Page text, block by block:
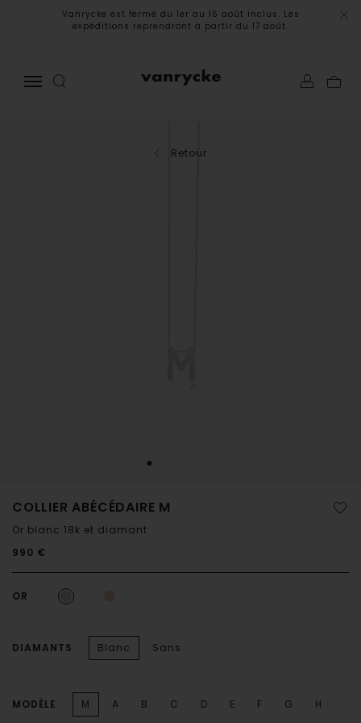
Vanrycke est fermé du 1er au 16 août inclus. Les
expéditions reprendront à partir du 17 août.
Retour
COLLIER ABÉCÉDAIRE M
Or blanc 18k et diamant
990 €
OR
DIAMANTS Blanc Sans
MODÈLE M A B C D E F G
H